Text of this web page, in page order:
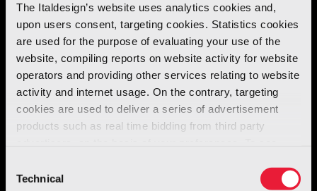
The Italdesign’s website uses analytics cookies and,
upon users consent, targeting cookies. Statistics cookies
are used for the purpose of evaluating your use of the
website, compiling reports on website activity for website
operators and providing other services relating to website
activity and internet usage. On the contrary, targeting
cookies are used to deliver a series of advertisement
products such as real time bidding from third party
Selection
Technical
a società o altri soggetti terzi (soggetti che
forniscono servizi per la gestione del
sistema informativo e delle reti di
telecomunicazioni di servizi, nonché dello
stesso sito internet, etc.) che svolgono
attività in outsourcing per conto del
soggetti autorizzati al trattamento dal